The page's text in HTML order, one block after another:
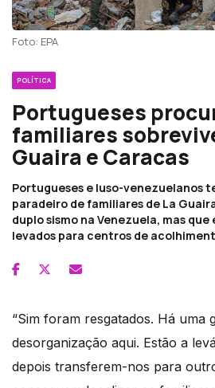
Foto: EPA
POLÍTICA
Portugueses
familiares
Guaira e Caracas
Portugueses e luso-venezuelanos
paradeiro de familiares de La
duplo sismo na Venezuela, mas
levados para centros de
“Sim foram resgatados. Há uma
desorganização aqui. Estão a
depois transferem-nos para